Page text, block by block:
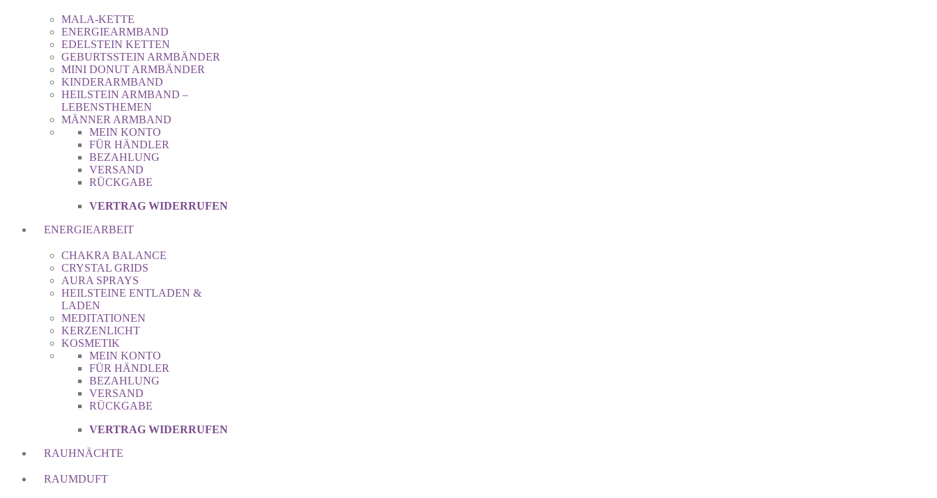
MALA-KETTE
ENERGIEARMBAND
EDELSTEIN KETTEN
GEBURTSSTEIN ARMBÄNDER
MINI DONUT ARMBÄNDER
KINDERARMBAND
HEILSTEIN ARMBAND –
LEBENSTHEMEN
MÄNNER ARMBAND
MEIN KONTO
FÜR HÄNDLER
BEZAHLUNG
VERSAND
RÜCKGABE
VERTRAG WIDERRUFEN
ENERGIEARBEIT
CHAKRA BALANCE
CRYSTAL GRIDS
AURA SPRAYS
HEILSTEINE ENTLADEN &
LADEN
MEDITATIONEN
KERZENLICHT
KOSMETIK
MEIN KONTO
FÜR HÄNDLER
BEZAHLUNG
VERSAND
RÜCKGABE
VERTRAG WIDERRUFEN
RAUHNÄCHTE
RAUMDUFT